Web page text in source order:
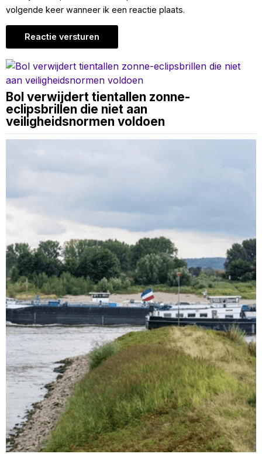
volgende keer wanneer ik een reactie plaats.
Bol verwijdert tientallen zonne-
eclipsbrillen die niet aan
veiligheidsnormen voldoen